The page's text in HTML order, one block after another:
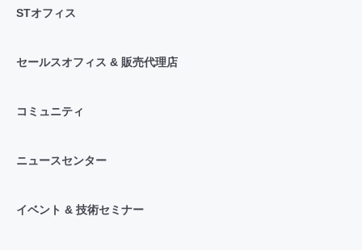
STオフィス
セールスオフィス & 販売代理店
コミュニティ
ニュースセンター
イベント & 技術セミナー